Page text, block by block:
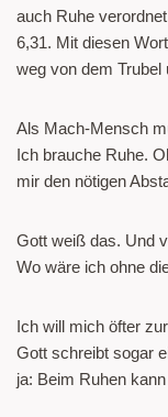
auch Ruhe
6,31. Mit diesen
weg von dem
Als Mach-Mensch
Ich brauche Ruhe.
mir den nötigen
Gott weiß das. Und
Wo wäre ich ohne
Ich will mich öfter
Gott schreibt sogar
ja: Beim Ruhen